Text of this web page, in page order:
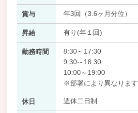
賞与 年3回（3.6ヶ月分位）
昇給 有り(年１回)
勤務時間
8:30～17:30
9:30～18:30
10:00～19:00
※部署により異なります
休日 週休二日制